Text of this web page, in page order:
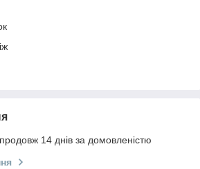
14 днів за домовленістю